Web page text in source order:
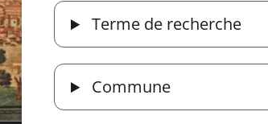
Terme de recherche
Commune